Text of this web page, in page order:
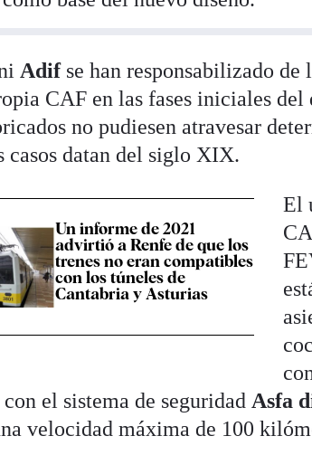
Adif se han responsabilizado
CAF en las fases iniciales del
no pudiesen atravesar
casos datan del siglo XIX.
Un informe de 2021
advirtió a Renfe de que los
trenes no eran compatibles
con los túneles de
Cantabria y Asturias
El
el sistema de seguridad Asfa
velocidad máxima de 100